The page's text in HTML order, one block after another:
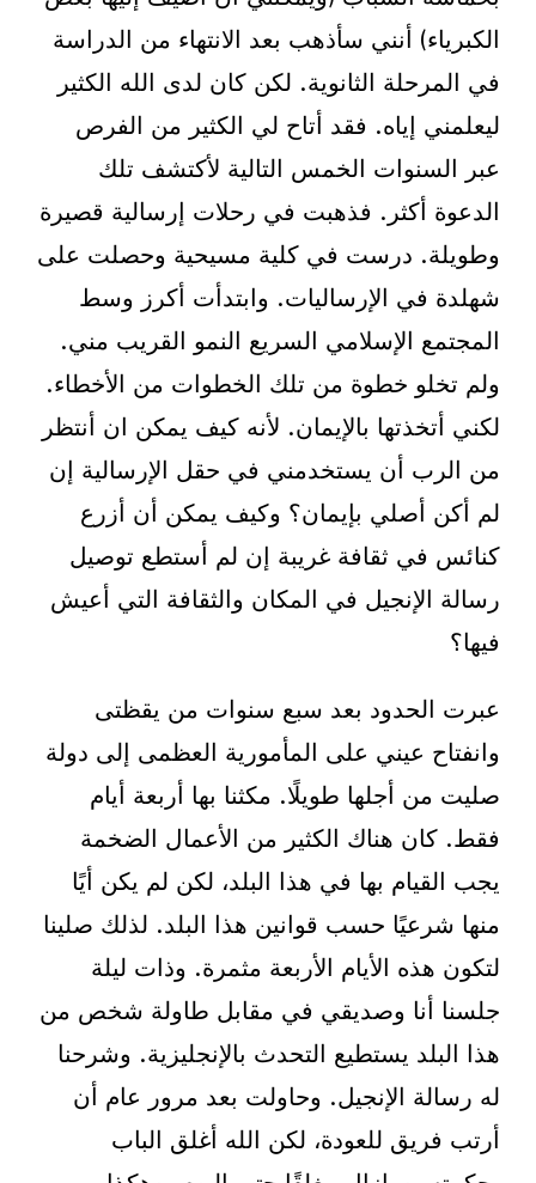
الكبرياء) أنني سأذهب بعد الانتهاء من الدراسة
في المرحلة الثانوية. لكن كان لدى الله الكثير
ليعلمني إياه. فقد أتاح لي الكثير من الفرص
عبر السنوات الخمس التالية لأكتشف تلك
الدعوة أكثر. فذهبت في رحلات إرسالية قصيرة
وطويلة. درست في كلية مسيحية وحصلت على
شهلدة في الإرساليات. وابتدأت أكرز وسط
المجتمع الإسلامي السريع النمو القريب مني.
ولم تخلو خطوة من تلك الخطوات من الأخطاء.
لكني أتخذتها بالإيمان. لأنه كيف يمكن ان أنتظر
من الرب أن يستخدمني في حقل الإرسالية إن
لم أكن أصلي بإيمان؟ وكيف يمكن أن أزرع
كنائس في ثقافة غريبة إن لم أستطع توصيل
رسالة الإنجيل في المكان والثقافة التي أعيش
فيها؟
عبرت الحدود بعد سبع سنوات من يقظتى
وانفتاح عيني على المأمورية العظمى إلى دولة
صليت من أجلها طويلًا. مكثنا بها أربعة أيام
فقط. كان هناك الكثير من الأعمال الضخمة
يجب القيام بها في هذا البلد، لكن لم يكن أيًا
منها شرعيًا حسب قوانين هذا البلد. لذلك صلينا
لتكون هذه الأيام الأربعة مثمرة. وذات ليلة
جلسنا أنا وصديقي في مقابل طاولة شخص من
هذا البلد يستطيع التحدث بالإنجليزية. وشرحنا
له رسالة الإنجيل. وحاولت بعد مرور عام أن
أرتب فريق للعودة، لكن الله أغلق الباب